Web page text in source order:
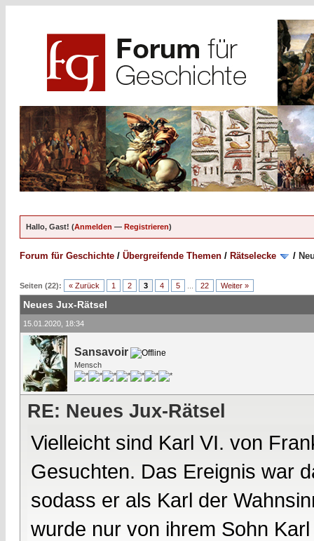
Hallo, Gast! (Anmelden — Registrieren)
Forum für Geschichte / Übergreifende Themen / Rätselecke /
Seiten (22): « Zurück 1 2 3 4 5 22 Weiter »
Neues Jux-Rätsel
15.01.2020, 18:34
Sansavoir
Mensch
RE: Neues Jux-Rätsel
Vielleicht sind Karl VI. von
Gesuchten. Das Ereignis war
sodass er als Karl der
wurde nur von ihrem Sohn